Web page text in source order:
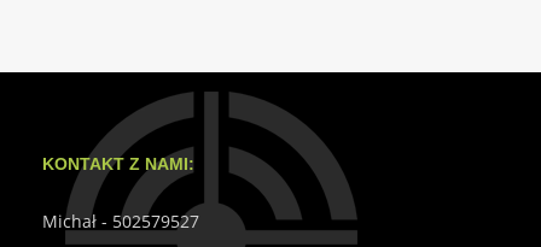
KONTAKT Z NAMI:
Michał - 502579527